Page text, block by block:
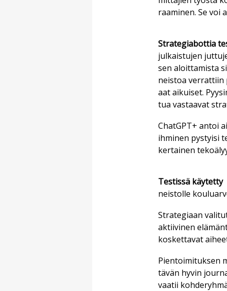
raa­mi­nen. Se voi
Stra­te­gi­a­bot­tia
jul­kais­tu­jen
sen aloit­ta­mis­ta
neis­toa ver­rat­tiin
aat ai­kui­set.
tua vas­taa­vat
ChatGPT+ an­toi
ih­mi­nen pys­tyi­si
ker­tai­nen
Tes­tis­sä käy­tet­ty
neis­tol­le
Stra­te­gi­aan
ak­tii­vi­nen
kos­ket­ta­vat
Pien­toi­mi­tuk­sen
tä­vän hy­vin
vaa­tii